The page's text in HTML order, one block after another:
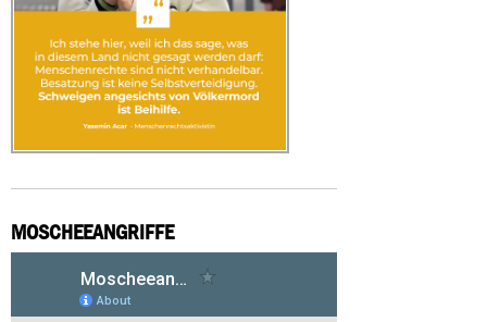
MOSCHEEANGRIFFE